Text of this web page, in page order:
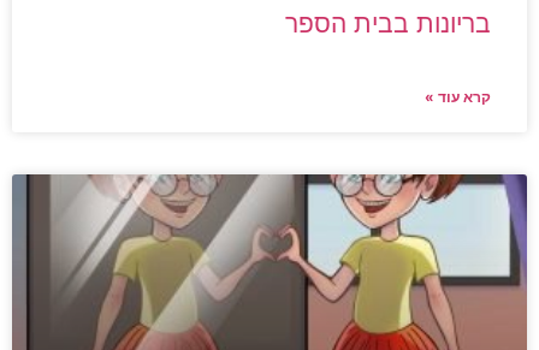
בריונות בבית הספר
קרא עוד »